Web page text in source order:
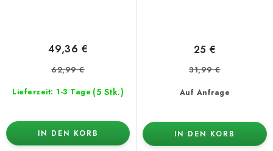
Lieferzeit: 1-3 Tage (5 Stk.)
49,36 €
62,99 €
IN DEN KORB
Auf Anfrage
25 €
31,99 €
IN DEN KORB